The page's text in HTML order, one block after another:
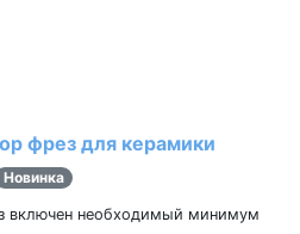
фрез для керамики
Новинка
включен необходимый минимум